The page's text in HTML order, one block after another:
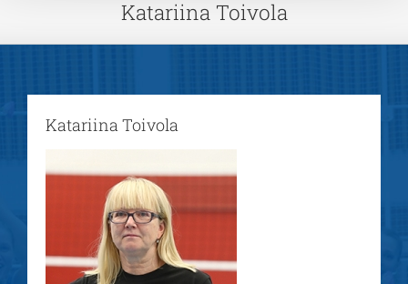
Katariina Toivola
Katariina Toivola